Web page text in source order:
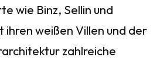
wie Binz, Sellin und
ihren weißen Villen und der
zahlreiche